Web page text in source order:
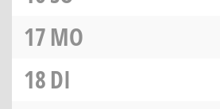
17MO
18DI